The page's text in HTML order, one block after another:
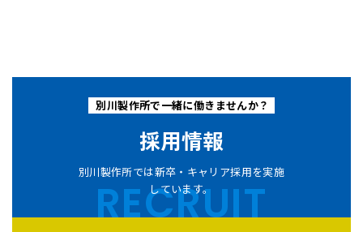
別川製作所で一緒に働きませんか？
採用情報
別川製作所では新卒・キャリア採用を実施
しています。
RECRUIT